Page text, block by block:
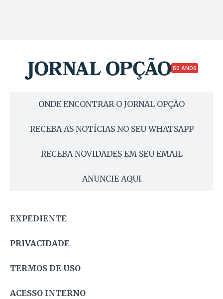
50 ANOS
ONDE ENCONTRAR O JORNAL OPÇÃO
RECEBA AS NOTÍCIAS NO SEU WHATSAPP
RECEBA NOVIDADES EM SEU EMAIL
ANUNCIE AQUI
EXPEDIENTE
PRIVACIDADE
TERMOS DE USO
ACESSO INTERNO